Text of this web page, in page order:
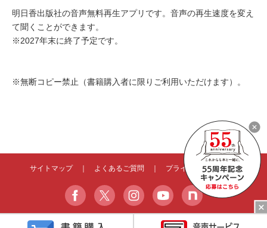
明日香出版社の音声無料再生アプリです。音声の再生速度を変え
て聞くことができます。
※2027年末に終了予定です。
※無断コピー禁止（書籍購入者に限りご利用いただけます）。
サイトマップ｜ よくあるご質問 プライバシーポリシー